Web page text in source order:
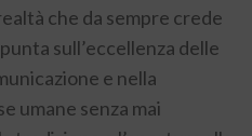
che da sempre crede
sull’eccellenza delle
e nella
umane senza mai